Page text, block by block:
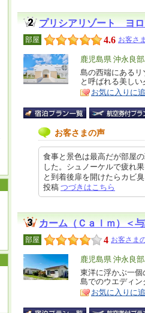
プリシアリゾート ヨ
部屋 4.6 お客さ
エ
リ
ア
鹿児島県 沖永良
特
徴
島の西端にある
と呼ばれる美し
お気に入りに
お客さまの声
食事と景色は最高だが部屋
した。シュノーケルで疲れ
と到着後扉を開けたらカビ
投稿 つづきはこちら
カーム（Ｃａｌｍ）＜
部屋 4 お客さま
エ
リ
ア
鹿児島県 沖永良
特
徴
東洋に浮かぶ一
島でのウエディ
お気に入りに